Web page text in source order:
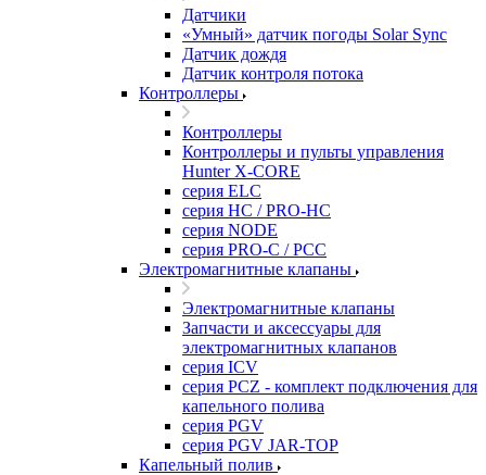
Датчики
«Умный» датчик погоды Solar Sync
Датчик дождя
Датчик контроля потока
Контроллеры
Контроллеры
Контроллеры и пульты управления
Hunter X-CORE
серия ELC
серия HC / PRO-HC
серия NODE
серия PRO-C / PCC
Электромагнитные клапаны
Электромагнитные клапаны
Запчасти и аксессуары для
электромагнитных клапанов
серия ICV
серия PCZ - комплект подключения для
капельного полива
серия PGV
серия PGV JAR-TOP
Капельный полив